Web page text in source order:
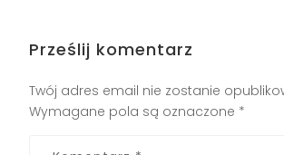
Prześlij komentarz
Twój adres email nie zostanie
Wymagane pola są oznaczone *